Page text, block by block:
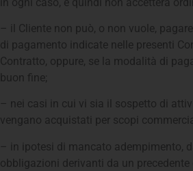
– il Cliente non può, o non vuole,
di pagamento indicate nelle presenti
Contratto, oppure, se la modalità di
buon fine;
– nei casi in cui vi sia il sospetto di
vengano acquistati per scopi
– in ipotesi di mancato adempimento,
obbligazioni derivanti da un precedente